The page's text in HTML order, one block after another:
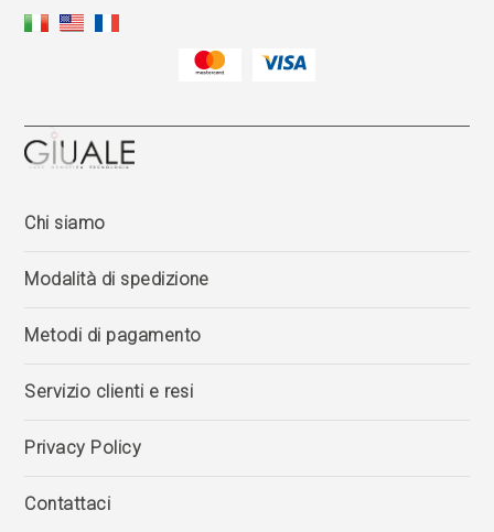
Chi siamo
Modalità di spedizione
Metodi di pagamento
Servizio clienti e resi
Privacy Policy
Contattaci